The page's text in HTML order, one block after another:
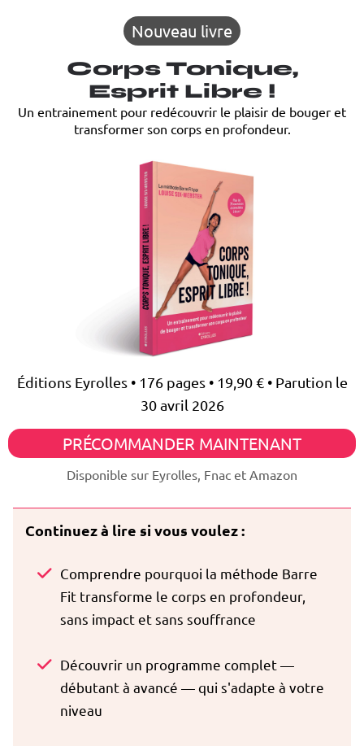
Nouveau livre
Corps Tonique,
Esprit Libre !
Un entrainement pour redécouvrir le plaisir de bouger et
transformer son corps en profondeur.
Éditions Eyrolles • 176 pages • 19,90 € • Parution le
30 avril 2026
PRÉCOMMANDER MAINTENANT
Disponible sur Eyrolles, Fnac et Amazon
Continuez à lire si vous voulez :
Comprendre pourquoi la méthode Barre
Fit transforme le corps en profondeur,
sans impact et sans souffrance
Découvrir un programme complet —
débutant à avancé — qui s'adapte à votre
niveau